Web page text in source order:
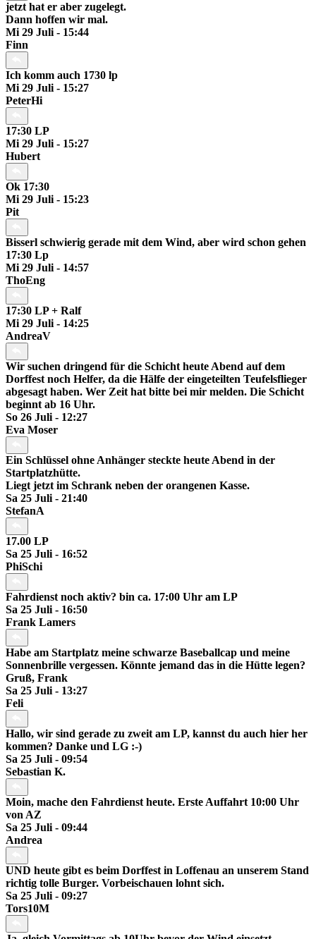
jetzt hat er aber zugelegt.
Dann hoffen wir mal.
Mi 29 Juli - 15:44
Finn
Ich komm auch 1730 lp
Mi 29 Juli - 15:27
PeterHi
17:30 LP
Mi 29 Juli - 15:27
Hubert
Ok 17:30
Mi 29 Juli - 15:23
Pit
Bisserl schwierig gerade mit dem Wind, aber wird schon gehen
17:30 Lp
Mi 29 Juli - 14:57
ThoEng
17:30 LP + Ralf
Mi 29 Juli - 14:25
AndreaV
Wir suchen dringend für die Schicht heute Abend auf dem
Dorffest noch Helfer, da die Hälfe der eingeteilten Teufelsflieger
abgesagt haben. Wer Zeit hat bitte bei mir melden. Die Schicht
beginnt ab 16 Uhr.
So 26 Juli - 12:27
Eva Moser
Ein Schlüssel ohne Anhänger steckte heute Abend in der
Startplatzhütte.
Liegt jetzt im Schrank neben der orangenen Kasse.
Sa 25 Juli - 21:40
StefanA
17.00 LP
Sa 25 Juli - 16:52
PhiSchi
Fahrdienst noch aktiv? bin ca. 17:00 Uhr am LP
Sa 25 Juli - 16:50
Frank Lamers
Habe am Startplatz meine schwarze Baseballcap und meine
Sonnenbrille vergessen. Könnte jemand das in die Hütte legen?
Gruß, Frank
Sa 25 Juli - 13:27
Feli
Hallo, wir sind gerade zu zweit am LP, kannst du auch hier her
kommen? Danke und LG :-)
Sa 25 Juli - 09:54
Sebastian K.
Moin, mache den Fahrdienst heute. Erste Auffahrt 10:00 Uhr
von AZ
Sa 25 Juli - 09:44
Andrea
UND heute gibt es beim Dorffest in Loffenau an unserem Stand
richtig tolle Burger. Vorbeischauen lohnt sich.
Sa 25 Juli - 09:27
Tors10M